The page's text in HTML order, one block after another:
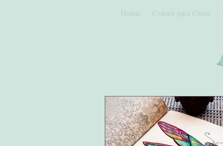
Home Colorir para Curar